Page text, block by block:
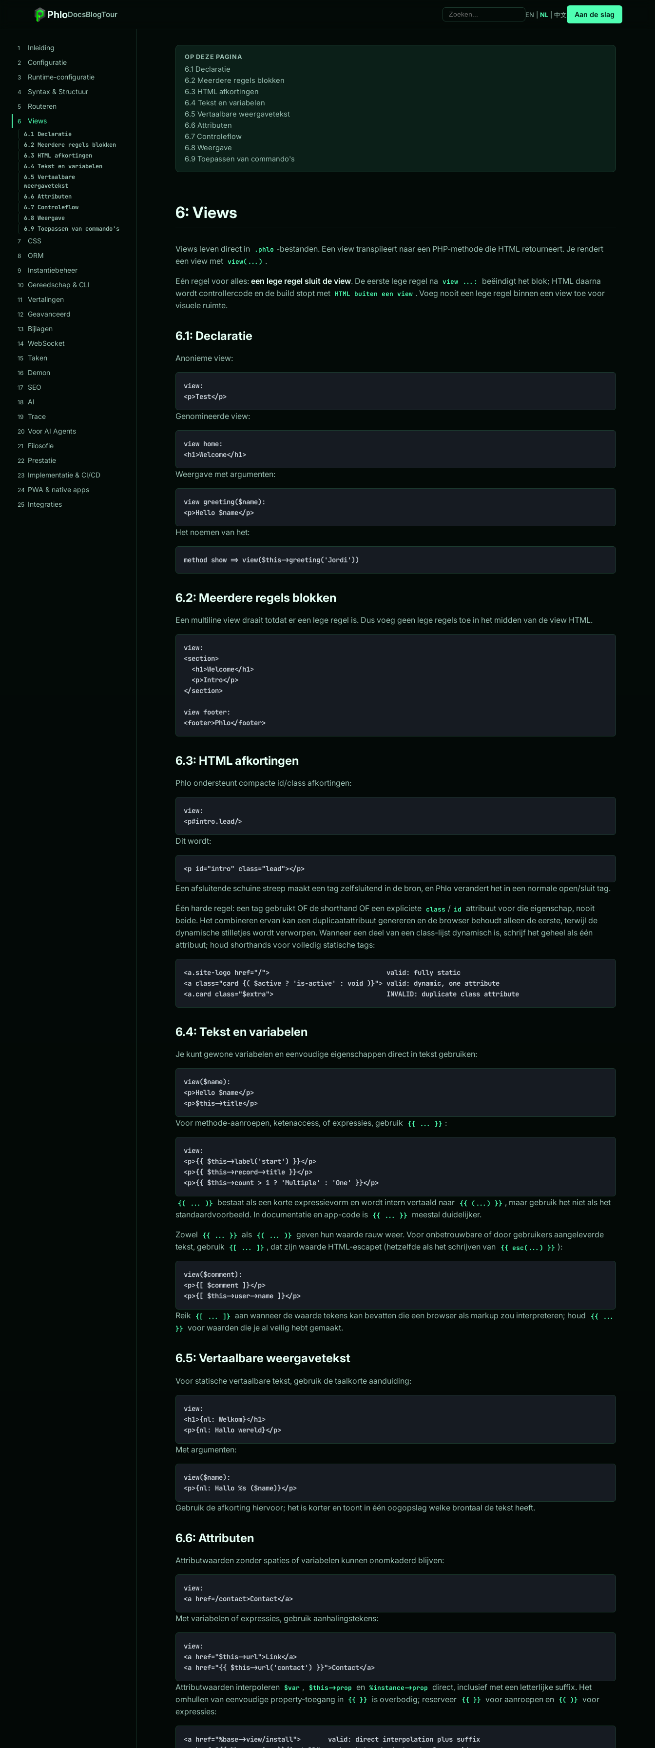
PhloDocsBlogTour EN NL| 中文 Aan de slag
1 Inleiding
2 Configuratie
3 Runtime-configuratie
4 Syntax & Structuur
5 Routeren
6 Views
6.1 Declaratie
6.2 Meerdere regels blokken
6.3 HTML afkortingen
6.4 Tekst en variabelen
6.5 Vertaalbare
weergavetekst
6.6 Attributen
6.7 Controleflow
6.8 Weergave
6.9 Toepassen van commando's
7 CSS
8 ORM
9 Instantiebeheer
10 Gereedschap & CLI
11 Vertalingen
12 Geavanceerd
13 Bijlagen
14 WebSocket
15 Taken
16 Demon
17 SEO
18 AI
19 Trace
20 Voor AI Agents
21 Filosofie
22 Prestatie
23 Implementatie & CI/CD
24 PWA & native apps
25 Integraties
OP DEZE PAGINA
6.1 Declaratie
6.2 Meerdere regels blokken
6.3 HTML afkortingen
6.4 Tekst en variabelen
6.5 Vertaalbare weergavetekst
6.6 Attributen
6.7 Controleflow
6.8 Weergave
6.9 Toepassen van commando's
6: Views
Views leven direct in .phlo -bestanden. Een view transpileert naar een PHP-methode die HTML retourneert. Je rendert
een view met view(...) .
Eén regel voor alles: een lege regel sluit de view. De eerste lege regel na view ...:
beëindigt het blok; HTML daarna
wordt controllercode en de build stopt met HTML buiten een view . Voeg nooit een lege regel binnen een view toe voor
visuele ruimte.
6.1: Declaratie
Anonieme view:
view:
<p>Test</p>
Genomineerde view:
view home:
<h1>Welcome</h1>
Weergave met argumenten:
view greeting($name):
<p>Hello $name</p>
Het noemen van het:
method show => view($this->greeting('Jordi'))
6.2: Meerdere regels blokken
Een multiline view draait totdat er een lege regel is. Dus voeg geen lege regels toe in het midden van de view HTML.
view:
<section>
</section>
view footer:
<footer>Phlo</footer>
6.3: HTML afkortingen
Phlo ondersteunt compacte id/class afkortingen:
view:
<p#intro.lead/>
Dit wordt:
<p id="intro" class="lead"></p>
Een afsluitende schuine streep maakt een tag zelfsluitend in de bron, en Phlo verandert het in een normale open/sluit tag.
Één harde regel: een tag gebruikt OF de shorthand OF een expliciete class / id attribuut voor die eigenschap, nooit
beide. Het combineren ervan kan een duplicaatattribuut genereren en de browser behoudt alleen de eerste, terwijl de
dynamische stilletjes wordt verworpen. Wanneer een deel van een class-lijst dynamisch is, schrijf het geheel als één
attribuut; houd shorthands voor volledig statische tags:
<a.site-logo href="/">                              valid: fully static
<a class="card {( $active ? 'is-active' : void )}"> valid: dynamic, one attribute
<a.card class="$extra">                             INVALID: duplicate class attribute
6.4: Tekst en variabelen
Je kunt gewone variabelen en eenvoudige eigenschappen direct in tekst gebruiken:
view($name):
<p>Hello $name</p>
<p>$this->title</p>
Voor methode-aanroepen, ketenaccess, of expressies, gebruik {{ ... }} :
view:
<p>{{ $this->label('start') }}</p>
<p>{{ $this->record->title }}</p>
<p>{{ $this->count > 1 ? 'Multiple' : 'One' }}</p>
{( ... )} bestaat als een korte expressievorm en wordt intern vertaald naar {{ (...) }} , maar gebruik het niet als het
standaardvoorbeeld. In documentatie en app-code is {{ ... }} meestal duidelijker.
Zowel {{ ... }} als {( ... )} geven hun waarde rauw weer. Voor onbetrouwbare of door gebruikers aangeleverde
tekst, gebruik {[ ... ]} , dat zijn waarde HTML-escapet (hetzelfde als het schrijven van {{ esc(...) }} ):
view($comment):
<p>{[ $comment ]}</p>
<p>{[ $this->user->name ]}</p>
Reik {[ ... ]} aan wanneer de waarde tekens kan bevatten die een browser als markup zou interpreteren; houd
{{ ...
}} voor waarden die je al veilig hebt gemaakt.
6.5: Vertaalbare weergavetekst
Voor statische vertaalbare tekst, gebruik de taalkorte aanduiding:
view:
<h1>{nl: Welkom}</h1>
<p>{nl: Hallo wereld}</p>
Met argumenten:
view($name):
<p>{nl: Hallo %s ($name)}</p>
Gebruik de afkorting hiervoor; het is korter en toont in één oogopslag welke brontaal de tekst heeft.
6.6: Attributen
Attributwaarden zonder spaties of variabelen kunnen onomkaderd blijven:
view:
<a href=/contact>Contact</a>
Met variabelen of expressies, gebruik aanhalingstekens:
view:
<a href="$this->url">Link</a>
<a href="{{ $this->url('contact') }}">Contact</a>
Attributwaarden interpoleren $var , $this->prop en %instance->prop direct, inclusief met een letterlijke suffix. Het
omhullen van eenvoudige property-toegang in {{ }} is overbodig; reserveer {{ }} voor aanroepen en {( )} voor
expressies:
<a href="%base->view/install">       valid: direct interpolation plus suffix